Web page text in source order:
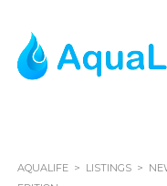
AQUALIFE > LISTINGS >